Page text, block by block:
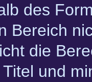
des
Bereich
die
und